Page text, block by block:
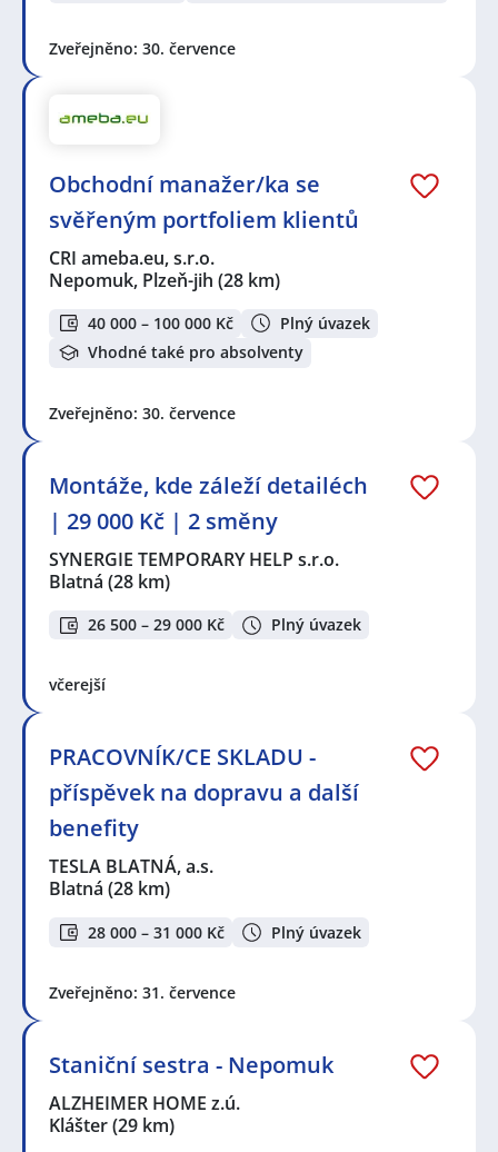
Zveřejněno: 30. července
Obchodní manažer/ka se
svěřeným portfoliem klientů
CRI ameba.eu, s.r.o.
Nepomuk, Plzeň-jih (28 km)
40 000 – 100 000 Kč
Plný úvazek
Vhodné také pro absolventy
Zveřejněno: 30. července
Montáže, kde záleží detailéch
| 29 000 Kč | 2 směny
SYNERGIE TEMPORARY HELP s.r.o.
Blatná (28 km)
26 500 – 29 000 Kč Plný úvazek
včerejší
PRACOVNÍK/CE SKLADU -
příspěvek na dopravu a další
benefity
TESLA BLATNÁ, a.s.
Blatná (28 km)
28 000 – 31 000 Kč Plný úvazek
Zveřejněno: 31. července
Staniční sestra - Nepomuk
ALZHEIMER HOME z.ú.
Klášter(29 km)